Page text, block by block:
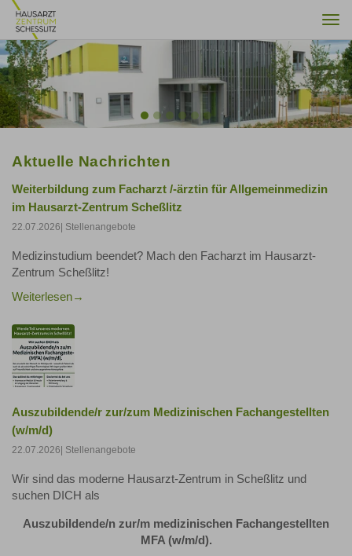
Previous
Aktuelle Nachrichten
Weiterbildung zum Facharzt /-ärztin für Allgemeinmedizin
im Hausarzt-Zentrum Scheßlitz
22.07.2026| Stellenangebote
Medizinstudium beendet? Mach den Facharzt im Hausarzt-
Zentrum Scheßlitz!
Weiterlesen
Auszubildende/r zur/zum Medizinischen Fachangestellten
(w/m/d)
22.07.2026| Stellenangebote
Wir sind das moderne Hausarzt-Zentrum in Scheßlitz und
suchen DICH als
Auszubildende/n zur/m medizinischen Fachangestellten
MFA (w/m/d).